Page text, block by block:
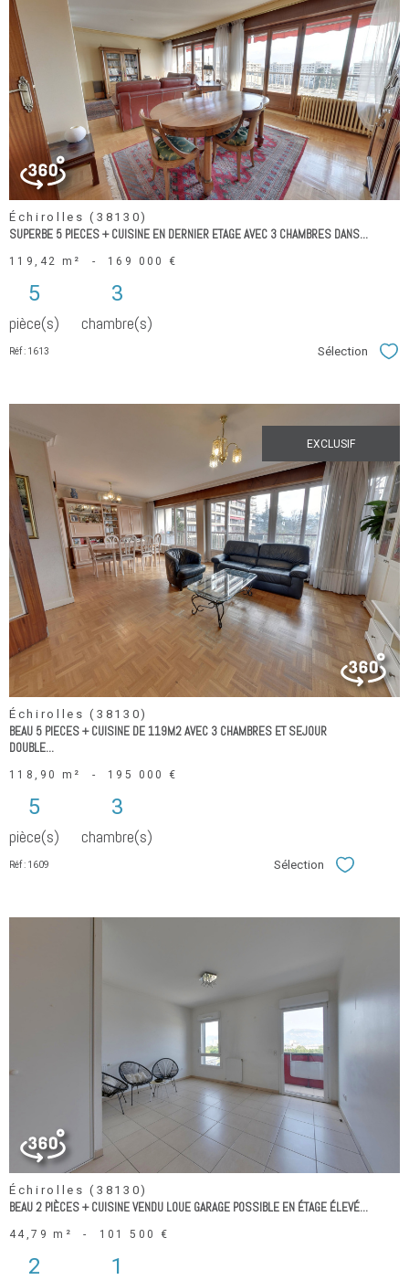
voir le
bien
Échirolles (38130)
SUPERBE 5 PIECES + CUISINE EN DERNIER ETAGE AVEC 3 CHAMBRES DANS...
119,42 m² - 169 000 €
5
pièce(s)
3
chambre(s)
Réf : 1613 Sélection
EXCLUSIF
voir le
bien
Échirolles (38130)
BEAU 5 PIECES + CUISINE DE 119M2 AVEC 3 CHAMBRES ET SEJOUR
DOUBLE...
118,90 m² - 195 000 €
5
pièce(s)
3
chambre(s)
Réf : 1609 Sélection Sélectionner
voir le
bien
Échirolles (38130)
BEAU 2 PIÈCES + CUISINE VENDU LOUE GARAGE POSSIBLE EN ÉTAGE ÉLEVÉ...
44,79 m² - 101 500 €
2 1